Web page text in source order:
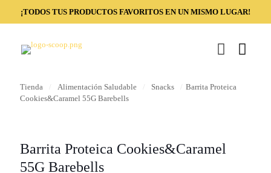
¡TODOS TUS PRODUCTOS FAVORITOS EN UN MISMO LUGAR!
Tienda Alimentación Saludable Snacks
Barrita Proteica
Cookies&Caramel 55G Barebells
Barrita Proteica Cookies&Caramel
55G Barebells